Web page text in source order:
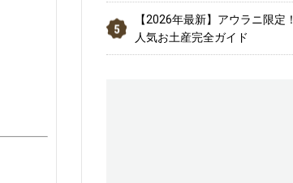
【2026年最新】アウラニ限定！
人気お土産完全ガイド